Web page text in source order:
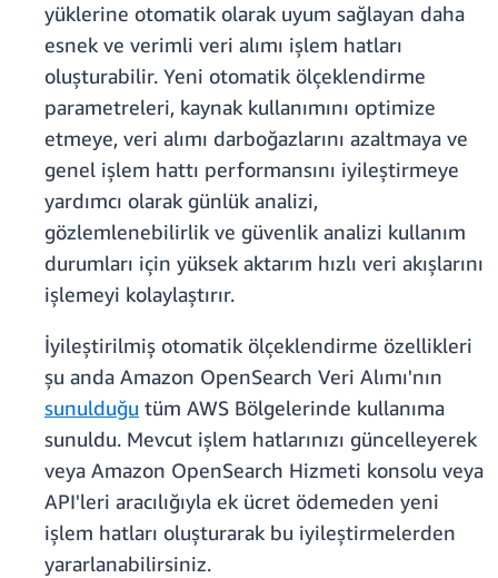
yüklerine otomatik olarak uyum sağlayan daha
esnek ve verimli veri alımı işlem hatları
oluşturabilir. Yeni otomatik ölçeklendirme
parametreleri, kaynak kullanımını optimize
etmeye, veri alımı darboğazlarını azaltmaya ve
genel işlem hattı performansını iyileştirmeye
yardımcı olarak günlük analizi,
gözlemlenebilirlik ve güvenlik analizi kullanım
durumları için yüksek aktarım hızlı veri akışlarını
işlemeyi kolaylaştırır.
İyileştirilmiş otomatik ölçeklendirme özellikleri
şu anda Amazon OpenSearch Veri Alımı'nın
sunulduğu tüm AWS Bölgelerinde kullanıma
sunuldu. Mevcut işlem hatlarınızı güncelleyerek
veya Amazon OpenSearch Hizmeti konsolu veya
API'leri aracılığıyla ek ücret ödemeden yeni
işlem hatları oluşturarak bu iyileştirmelerden
yararlanabilirsiniz.